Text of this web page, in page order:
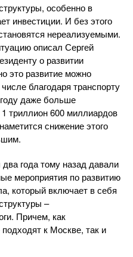
особенно в
инвестиции. И без этого
нереализуемыми.
описал Сергей
о развитии
это развитие можно
благодаря транспорту
даже больше
триллион 600 миллиардов
снижение этого
года тому назад давали
мероприятия по развитию
который включает в себя
–
Причем, как
к Москве, так и